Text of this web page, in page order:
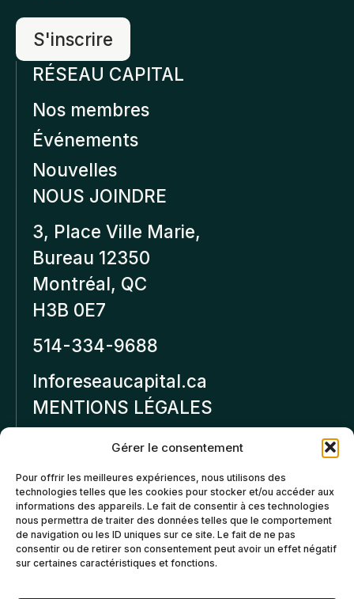
Gérer le consentement
Pour offrir les meilleures expériences, nous utilisons des
technologies telles que les cookies pour stocker et/ou accéder aux
informations des appareils. Le fait de consentir à ces technologies
nous permettra de traiter des données telles que le comportement
de navigation ou les ID uniques sur ce site. Le fait de ne pas
consentir ou de retirer son consentement peut avoir un effet négatif
sur certaines caractéristiques et fonctions.
RÉSEAU CAPITAL
Nos membres
Événements
Nouvelles
NOUS JOINDRE
3, Place Ville Marie,
Bureau 12350
Montréal, QC
H3B 0E7
514-334-9688
Inforeseaucapital.ca
MENTIONS LÉGALES
Politique de
confidentialité
Politiques d’annulation et
de remboursement
Politique de cookies (CA)